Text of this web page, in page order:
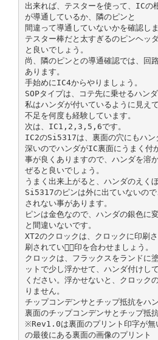
出来れば、テスターを使って、ICの
が導通しているか、隣のピンと
間違って導通していないかを確認しま
テスター棒だと太すぎるのピンヘッ
と良いでしょう。
尚、隣のピンとの導通確認では、回
あります。
手始めにIC4からやりましょう。
SOPタイプは、コテ先に乗せるハン
私はハンダが付いているように見え
不足を何度も経験しています。
次は、IC1,2,3,5,6です。
IC2のSi5317は、裏面の穴にもハン
深いのでハンダがIC裏面にうまく付
事が良くありますので、ハンダを溶
ぜると良いでしょう。
うまく出来上がると、ハンダのえく
Si5317のピンは外に出ていないの
されない事があります。
ピンは金色なので、ハンダの銀色に
と間違いないです。
XT2のクロックは、クロックに印刷
刷されている⃝印を合わせましょう。
クロックは、フラックスをランドに
ットで少し浮かせて、ハンダ付けして
ください。浮かせないと、クロック
りません。
チップコンデンサとチップ抵抗をハ
裏面のチップコンデンサとチップ抵
※Rev1.0は裏面のプリント印字が無
の最後にある裏面の画像のプリント